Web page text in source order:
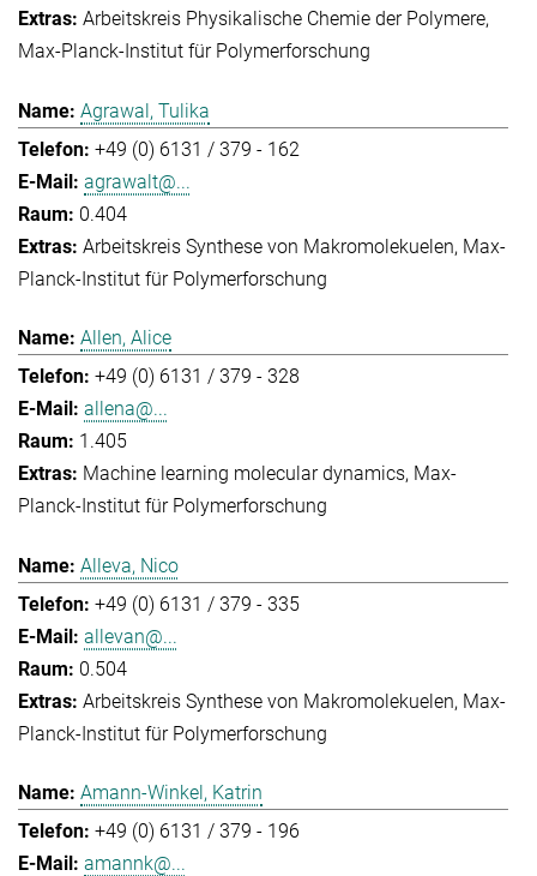
Arbeitskreis Physikalische Chemie der Polymere
Max-Planck-Institut für Polymerforschung
Agrawal, Tulika
+49 (0) 6131 / 379 - 162
agrawalt@...
0.404
Arbeitskreis Synthese von Makromolekuelen Max-
Planck-Institut für Polymerforschung
Allen, Alice
+49 (0) 6131 / 379 - 328
allena@...
1.405
Machine learning molecular dynamics Max-
Planck-Institut für Polymerforschung
Alleva, Nico
+49 (0) 6131 / 379 - 335
allevan@...
0.504
Arbeitskreis Synthese von Makromolekuelen Max-
Planck-Institut für Polymerforschung
Amann-Winkel, Katrin
+49 (0) 6131 / 379 - 196
amannk@...